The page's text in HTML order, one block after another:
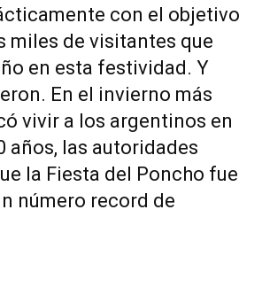
con el objetivo
miles de visitantes que
en esta festividad. Y
En el invierno más
vivir a los argentinos en
años, las autoridades
la Fiesta del Poncho fue
número record de